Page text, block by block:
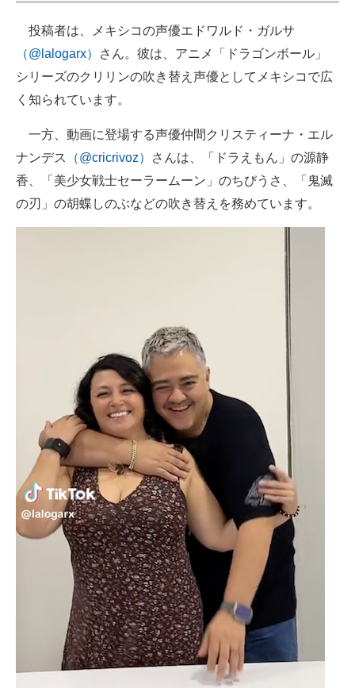
モノづくり技術者専門サイト
エレクトロニクス専門サイト
電子設計の基本と応用
エネルギーの専門メディア
建設×テクノロジーの最前線
ちょっと気になるネットの話題
投稿者は、メキシコの声優エドワルド・ガルサ
（@lalogarx）
さん。彼は、アニメ「ドラゴンボール」
シリーズのクリリンの吹き替え声優としてメキシコで広
く知られています。
一方、動画に登場する声優仲間クリスティーナ・エル
ナンデス
（@cricrivoz）
さんは、「ドラえもん」の源静
香、「美少女戦士セーラームーン」のちびうさ、「鬼滅
の刃」の胡蝶しのぶなどの吹き替えを務めています。